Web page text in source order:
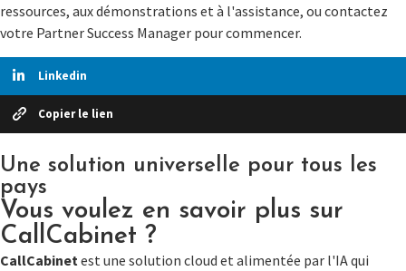
ressources, aux démonstrations et à l'assistance, ou contactez
votre Partner Success Manager pour commencer.
Linkedin
Copier le lien
Une solution universelle pour tous les
pays
Vous voulez en savoir plus sur
CallCabinet ?
CallCabinet est une solution cloud et alimentée par l'IA qui